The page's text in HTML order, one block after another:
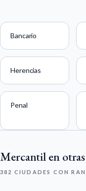
Bancario
Herencias
Penal
Mercantil en
382 CIUDADES CON